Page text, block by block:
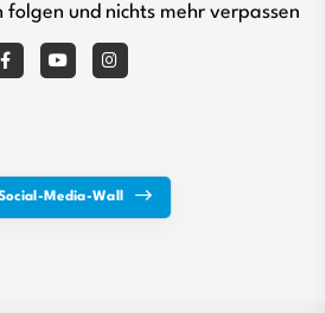
folgen und nichts mehr verpassen
Media-Wall